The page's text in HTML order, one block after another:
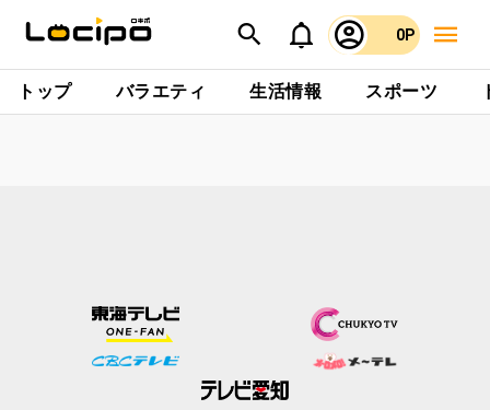
0P
トップ バラエティ 生活情報 スポーツ